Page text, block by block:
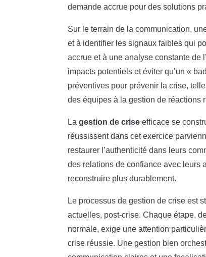
demande accrue pour des solutions
Sur le terrain de la communication,
et à identifier les signaux faibles qui
accrue et à une analyse constante de
impacts potentiels et éviter qu’un «
préventives pour prévenir la crise,
des équipes à la gestion de réactions
Lagestion de crise efficace se
réussissent dans cet exercice
restaurer l’authenticité dans leurs
des relations de confiance avec leurs
reconstruire plus durablement.
Le processus de gestion de crise est
actuelles, post-crise. Chaque étape,
normale, exige une attention
crise réussie. Une gestion bien